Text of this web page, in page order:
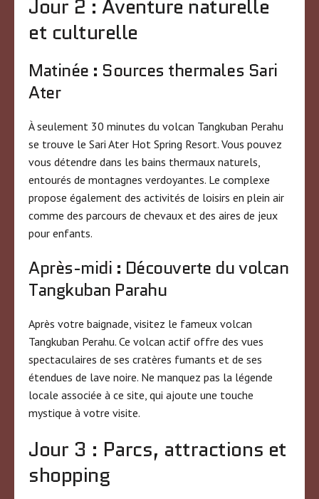
Jour 2 : Aventure naturelle
et culturelle
Matinée : Sources thermales Sari
Ater
À seulement 30 minutes du volcan Tangkuban Perahu
se trouve le Sari Ater Hot Spring Resort. Vous pouvez
vous détendre dans les bains thermaux naturels,
entourés de montagnes verdoyantes. Le complexe
propose également des activités de loisirs en plein air
comme des parcours de chevaux et des aires de jeux
pour enfants.
Après-midi : Découverte du volcan
Tangkuban Parahu
Après votre baignade, visitez le fameux volcan
Tangkuban Perahu. Ce volcan actif offre des vues
spectaculaires de ses cratères fumants et de ses
étendues de lave noire. Ne manquez pas la légende
locale associée à ce site, qui ajoute une touche
mystique à votre visite.
Jour 3 : Parcs, attractions et
shopping